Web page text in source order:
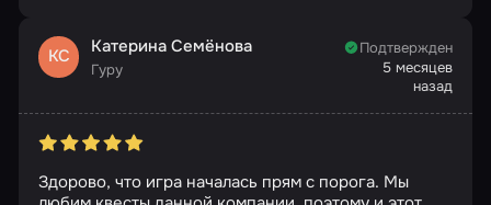
КС Катерина Семёнова
Гуру
Подтвержден
5 месяцев
назад
Здорово, что игра началась прям с порога. Мы